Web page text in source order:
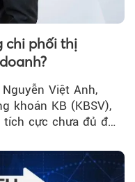
chi phối thị
Việt Anh,
khoán KB (KBSV),
cực chưa đủ để